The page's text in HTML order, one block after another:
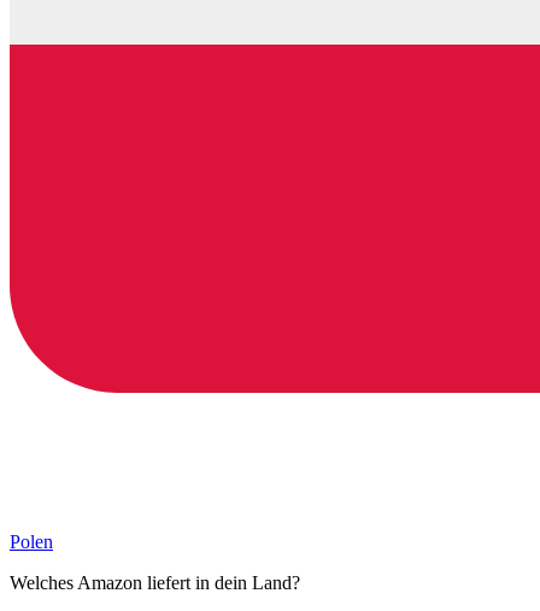
Polen
Welches Amazon liefert in dein Land?